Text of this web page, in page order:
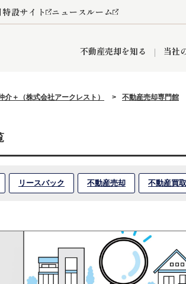
特設サイト ニュースルーム
不動産売却を知る
入間市 狭山市 富士見市
当社
業所 入間営業所 ひばりケ丘営業所
おうちパークグループの強み
＋（株式会社アークレスト） > 不動産売却専門館
リースバック 不動産売却 不動産買取